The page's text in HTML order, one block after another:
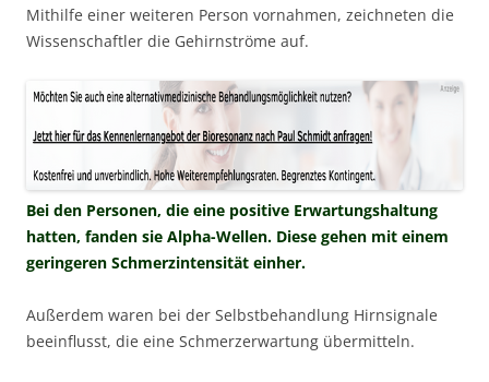
Mithilfe einer weiteren Person vornahmen, zeichneten die
Wissenschaftler die Gehirnströme auf.
Bei den Personen, die eine positive Erwartungshaltung
hatten, fanden sie Alpha-Wellen. Diese gehen mit einem
geringeren Schmerzintensität einher.
Außerdem waren bei der Selbstbehandlung Hirnsignale
beeinflusst, die eine Schmerzerwartung übermitteln.